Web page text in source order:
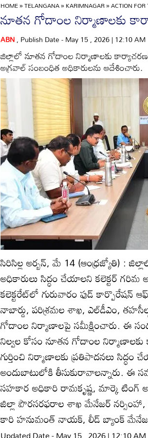
HOME»TELANGANA»KARIMNAGAR»ACTION
నూతన గోదాంల నిర్మాణాలకు
ABN, Publish Date - May 15 , 2026 | 12:10 AM
జిల్లాలో నూతన గోదాంల నిర్మాణాలకు
అగ్రవాల్‌ సంబంధిత అధికారులను ఆదేశించారు.
సిరిసిల్ల అర్బన్‌, మే 14 (ఆంధ్రజ్యోతి) :
అధికారులు సిద్ధం చేయాలని కలెక్టర్‌ గరిమ
కలెక్టరేట్‌లో గురువారం ఫుడ్‌
నాబార్డు, పరిశ్రమల శాఖ, ఎల్‌డీఎం,
గోదాంల నిర్మాణాలపై సమీక్షించారు. ఈ
నిల్వల కోసం నూతన గోదాంల నిర్మాణాలకు
గుర్తించి నిర్మాణాలకు ప్రతిపాదనలు
అందుబాటులోకి తీసుకురావాలన్నారు. ఈ
సహకార అధికారి రామకృష్ణ, మార్కె టింగ్‌
జిల్లా పౌరసరఫరాల శాఖ మేనేజర్‌
కారి హనుమంత్‌ నాయక్‌, లీడ్‌ బ్యాంక్‌ మేనేజర్‌